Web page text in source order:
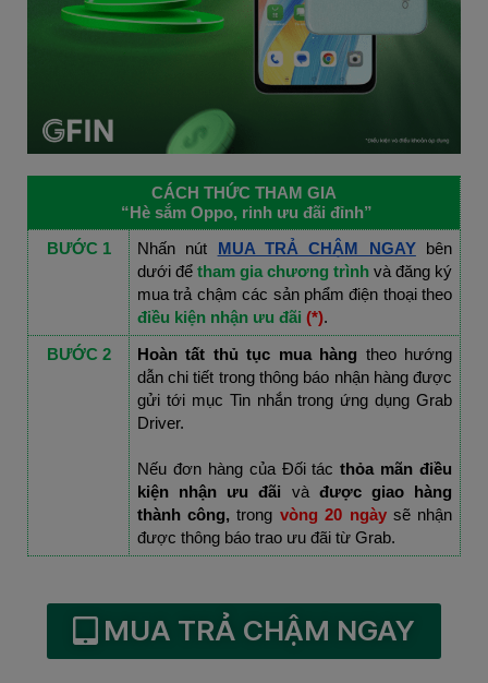
CÁCH THỨC THAM GIA
“Hè sắm Oppo, rinh ưu đãi đỉnh”
BƯỚC 1 Nhấn nút MUA TRẢ CHẬM NGAY bên
dưới để tham gia chương trình và đăng ký
điều kiện nhận ưu đãi (*).
BƯỚC 2 Hoàn tất thủ tục mua hàng theo hướng
dẫn chi tiết trong thông báo nhận hàng được
gửi tới mục Tin nhắn trong ứng dụng Grab
Driver.
Nếu đơn hàng của Đối tác thỏa mãn điều
kiện nhận ưu đãi và được giao hàng
thành công, trong vòng 20 ngày sẽ nhận
được thông báo trao ưu đãi từ Grab.
MUA TRẢ CHẬM NGAY